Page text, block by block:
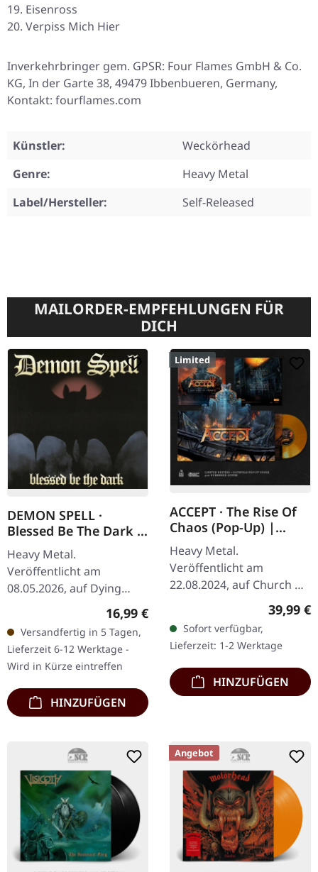
Eisenross
Verpiss Mich Hier
Inverkehrbringer gem. GPSR: Four Flames GmbH & Co.
KG, In der Garte 38, 49479 Ibbenbueren, Germany,
Kontakt: fourflames.com
Künstler:
Weckörhead
Genre:
Heavy Metal
Label/Hersteller:
Self-Released
MAILORDER-EMPFEHLUNGEN FÜR
DICH
DEMON SPELL ·
Blessed Be The Dark |
CD
Heavy Metal.
Veröffentlicht am
08.05.2026, auf Dying
Victims Productions. CD
im Standard-Jewelcase
mit Obi-Streifen und
Sticker. Die italienischen…
Regulärer Preis:
16,99 €
Versandfertig in 5 Tagen,
Lieferzeit 6-12 Werktage -
Wird in Kürze eintreffen
HINZUFÜGEN
Limited
ACCEPT · The Rise Of
Chaos (Pop-Up) |
ORANGE LP
Heavy Metal.
Veröffentlicht am
22.08.2024, auf Church Of
Vinyl. Orange Vinyl im
Gatefold-Cover. Limitiert
auf 195
handnummerierte…
39,99 €
Sofort verfügbar,
Lieferzeit: 1-2 Werktage
HINZUFÜGEN
Angebot